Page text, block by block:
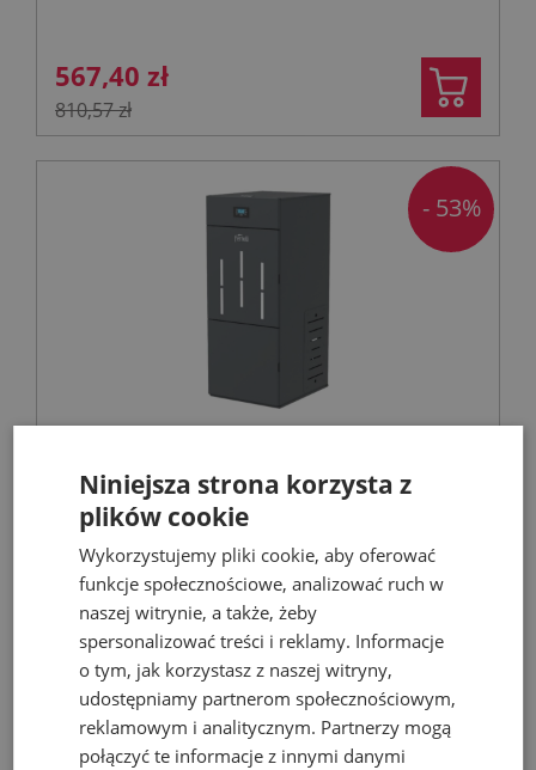
567,40 zł
810,57 zł
Design
Kotły C.O. na pellet
9 899,00 zł
21 068,67 zł
- 53%
Niniejsza strona korzysta z
plików cookie
Wykorzystujemy pliki cookie, aby oferować
funkcje społecznościowe, analizować ruch w
naszej witrynie, a także, żeby
spersonalizować treści i reklamy. Informacje
o tym, jak korzystasz z naszej witryny,
udostępniamy partnerom społecznościowym,
reklamowym i analitycznym. Partnerzy mogą
połączyć te informacje z innymi danymi